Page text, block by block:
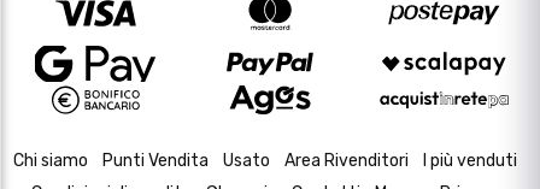
Chi siamo Punti Vendita Usato Area Rivenditori
I più venduti